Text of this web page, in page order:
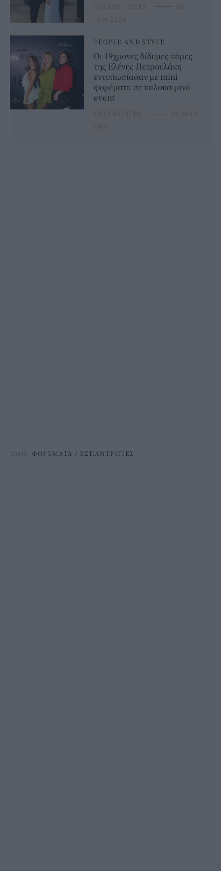
BOVARY LOVES ⸻ 01
JUN 2026
PEOPLE AND STYLE
Οι 19χρονες δίδυμες κόρες
της Ελένης Πετρουλάκη
εντυπωσίασαν με mini
φορέματα σε καλοκαιρινό
event
CELEBRITIES ⸻ 27 MAY
2026
TAGS ΦΟΡΕΜΑΤΑ / ΕΣΠΑΝΤΡΙΓΙΕΣ